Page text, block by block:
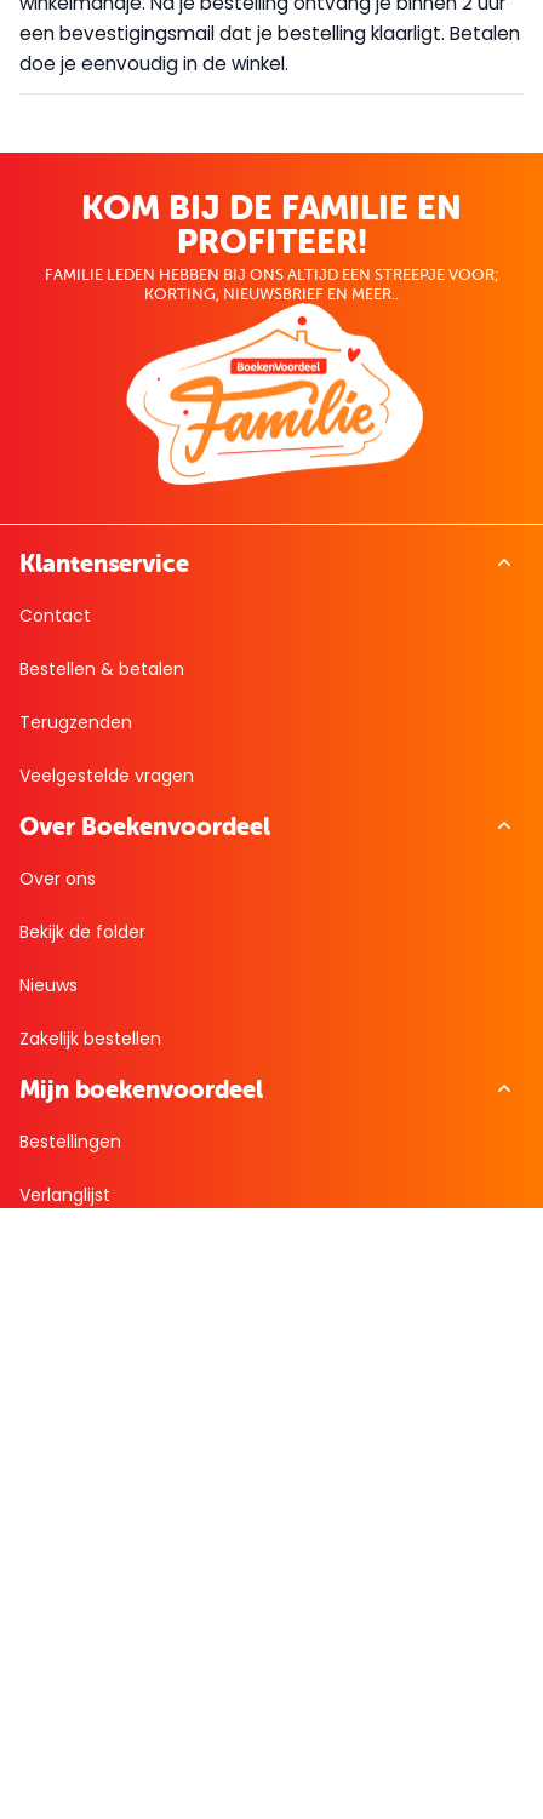
een bevestigingsmail dat je bestelling klaarligt. Betalen
doe je eenvoudig in de winkel.
KOM BIJ DE FAMILIE EN
PROFITEER!
FAMILIE LEDEN HEBBEN BIJ ONS ALTIJD EEN STREEPJE VOOR;
KORTING, NIEUWSBRIEF EN MEER..
Klantenservice
Contact
Bestellen & betalen
Terugzenden
Veelgestelde vragen
Over Boekenvoordeel
Over ons
Bekijk de folder
Nieuws
Zakelijk bestellen
Mijn boekenvoordeel
Bestellingen
Verlanglijst